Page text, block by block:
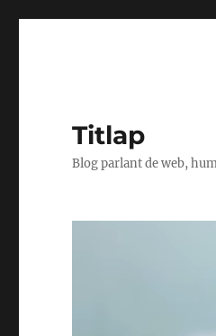
Titlap
Blog parlant de web,